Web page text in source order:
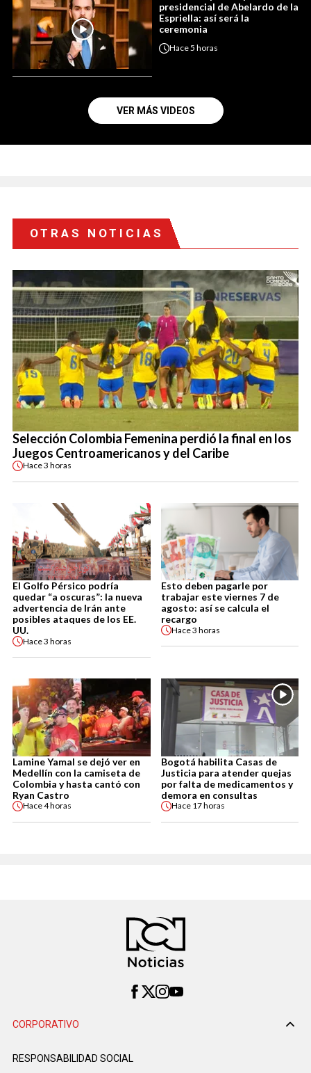
presidencial de Abelardo de la
Espriella: así será la
ceremonia
Hace5 horas
VER MÁS VIDEOS
OTRAS NOTICIAS
Selección Colombia Femenina perdió la final en los
Juegos Centroamericanos y del Caribe
Hace3 horas
El Golfo Pérsico podría
quedar “a oscuras”: la nueva
advertencia de Irán ante
posibles ataques de los EE.
UU.
Hace3 horas
Esto deben pagarle por
trabajar este viernes 7 de
agosto: así se calcula el
recargo
Hace3 horas
Lamine Yamal se dejó ver en
Medellín con la camiseta de
Colombia y hasta cantó con
Ryan Castro
Hace4 horas
Bogotá habilita Casas de
Justicia para atender quejas
por falta de medicamentos y
demora en consultas
Hace 17 horas
CORPORATIVO
RESPONSABILIDAD SOCIAL